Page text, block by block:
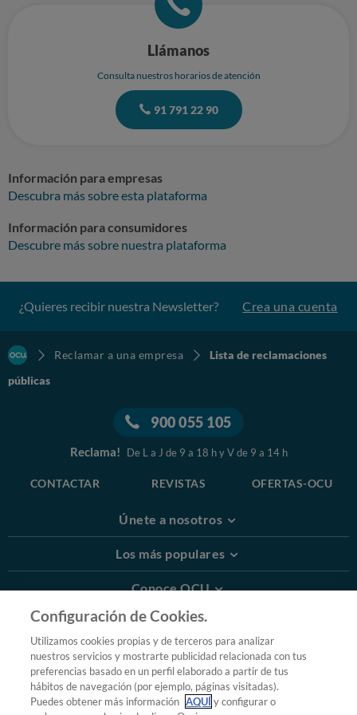
Llámanos
Consulta nuestros horarios de atención
91 791 22 90
Información para empresas
Descubra más sobre esta plataforma
Información para consumidores
Descubre más sobre nuestra plataforma
¿Quieres recibir nuestra Newsletter? Crea una cuenta
Reclamar a una empresa
Lista de reclamaciones
públicas
900 055 105
Reclama! De L a J de 9 a 18 h y V de 9 a 14 h
CONTACTAR REVISTAS OFERTAS-OCU
Únete a nosotros
Los más populares
Conoce OCU
Más Información
© 2026 OCU
Condiciones generales de contratación de OCU
Política de privacidad
Configuración de Cookies.
Utilizamos cookies propias y de terceros para analizar
nuestros servicios y mostrarte publicidad relacionada con tus
preferencias basado en un perfil elaborado a partir de tus
hábitos de navegación (por ejemplo, páginas visitadas).
Puedes obtener más información AQUÍy configurar o